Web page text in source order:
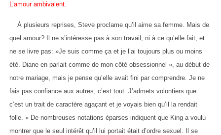
L’amour ambivalent.
À plusieurs reprises, Steve proclame qu’il aime sa femme. Mais de
quel amour? Il ne s’intéresse pas à son travail, ni à ce qu’elle fait, et
ne se livre pas: »Je suis comme ça et je l’ai toujours plus ou moins
été. Diane en parlait comme de mon côté obsessionnel », au début de
notre mariage, mais je pense qu’elle avait fini par comprendre. Je ne
fais pas confiance aux autres, c’est tout. J’admets volontiers que
c’est un trait de caractère agaçant et je voyais bien qu’il la rendait
folle. » De nombreuses notations éparses indiquent que King a voulu
montrer que le seul intérêt qu’il lui portait était d’ordre sexuel. Il se